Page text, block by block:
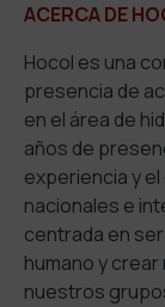
ACERCA DE
Hocol es una
presencia de
en el área de
años de
experiencia y
nacionales e
centrada en
humano y
nuestros